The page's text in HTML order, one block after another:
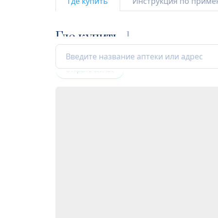
Где купить 1
Открыта сейчас